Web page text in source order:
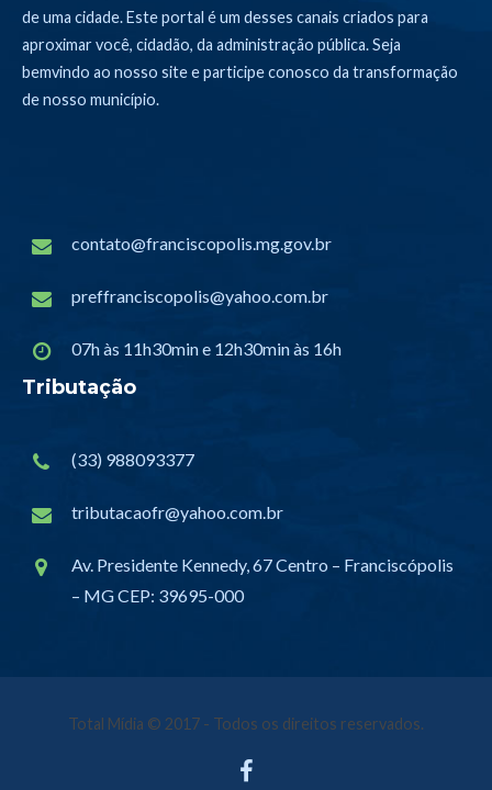
de uma cidade. Este portal é um desses canais criados para
aproximar você, cidadão, da administração pública. Seja
bemvindo ao nosso site e participe conosco da transformação
de nosso município.
contato@franciscopolis.mg.gov.br
preffranciscopolis@yahoo.com.br
07h às 11h30min e 12h30min às 16h
Tributação
(33) 988093377
tributacaofr@yahoo.com.br
Av. Presidente Kennedy, 67 Centro – Franciscópolis
– MG CEP: 39695-000
Total Mídia © 2017 - Todos os direitos reservados.